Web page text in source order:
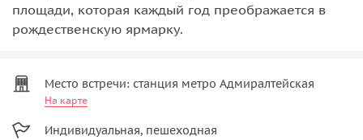
площади, которая каждый год преображается в
рождественскую ярмарку.
Место встречи: станция метро Адмиралтейская
На карте
Индивидуальная, пешеходная